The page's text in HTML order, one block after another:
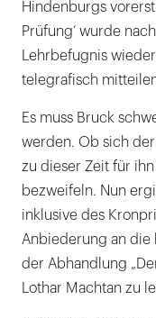
Hindenburgs
Prüfung‘ wurde
Lehrbefugnis
telegrafisch
Es muss Bruck
werden. Ob sich
zu dieser Zeit für
bezweifeln. Nun
inklusive des
Anbiederung an die
der Abhandlung
Lothar Machtan zu